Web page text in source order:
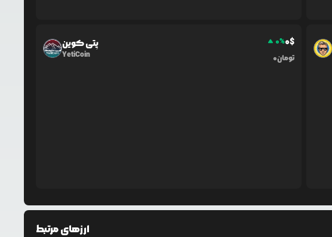
یِتی کوین
YetiCoin
0%0$
0تومان
ارزهای مرتبط